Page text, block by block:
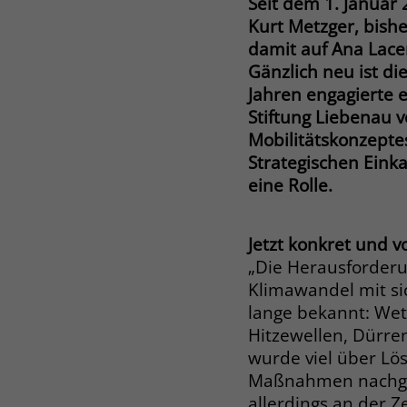
Kurt Metzger,
damit auf Ana
Gänzlich neu ist
Jahren engagierte
Stiftung Liebenau
Strategischen
eine Rolle.
Jetzt konkret und
„Die
Klimawandel mit
lange bekannt:
Hitzewellen,
wurde viel über
Maßnahmen